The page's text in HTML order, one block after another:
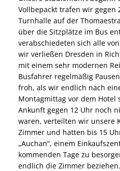
Vollbepackt trafen wir gegen
Turnhalle auf der
über die Sitzplätze im Bus
verabschiedeten sich alle
wir verließen Dresden in
mit einem sehr modernen
Busfahrer regelmäßig
froh, als wir endlich nach
Montagmittag vor dem Hotel
Ankunft gegen 12 Uhr noch
waren, verteilten wir unsere
Zimmer und hatten bis 15
„Auchan“, einem
kommenden Tage zu
endlich die Zimmer